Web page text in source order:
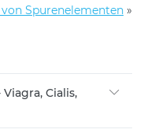
Spurenelementen »
Cialis,